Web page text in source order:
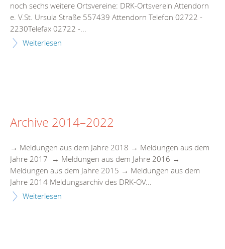
noch sechs weitere Ortsvereine: DRK-Ortsverein Attendorn
e. V.St. Ursula Straße 557439 Attendorn Telefon 02722 -
2230Telefax 02722 -...
Weiterlesen
Archive 2014–2022
→ Meldungen aus dem Jahre 2018 → Meldungen aus dem
Jahre 2017 → Meldungen aus dem Jahre 2016 →
Meldungen aus dem Jahre 2015 → Meldungen aus dem
Jahre 2014 Meldungsarchiv des DRK-OV...
Weiterlesen